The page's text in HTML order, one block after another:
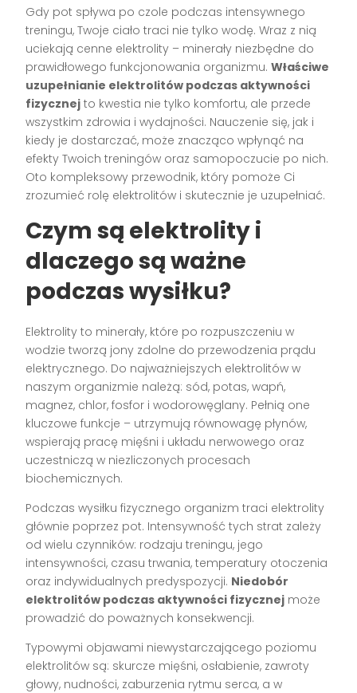
Gdy pot spływa po czole podczas intensywnego
treningu, Twoje ciało traci nie tylko wodę. Wraz z nią
uciekają cenne elektrolity – minerały niezbędne do
prawidłowego funkcjonowania organizmu.Właściwe
uzupełnianie elektrolitów podczas aktywności
fizycznej to kwestia nie tylko komfortu, ale przede
wszystkim zdrowia i wydajności. Nauczenie się, jak i
kiedy je dostarczać, może znacząco wpłynąć na
efekty Twoich treningów oraz samopoczucie po nich.
Oto kompleksowy przewodnik, który pomoże Ci
zrozumieć rolę elektrolitów i skutecznie je uzupełniać.
Czym są elektrolity i
dlaczego są ważne
podczas wysiłku?
Elektrolity to minerały, które po rozpuszczeniu w
wodzie tworzą jony zdolne do przewodzenia prądu
elektrycznego. Do najważniejszych elektrolitów w
naszym organizmie należą: sód, potas, wapń,
magnez, chlor, fosfor i wodorowęglany. Pełnią one
kluczowe funkcje – utrzymują równowagę płynów,
wspierają pracę mięśni i układu nerwowego oraz
uczestniczą w niezliczonych procesach
biochemicznych.
Podczas wysiłku fizycznego organizm traci elektrolity
głównie poprzez pot. Intensywność tych strat zależy
od wielu czynników: rodzaju treningu, jego
intensywności, czasu trwania, temperatury otoczenia
oraz indywidualnych predyspozycji. Niedobór
elektrolitów podczas aktywności fizycznej może
prowadzić do poważnych konsekwencji.
Typowymi objawami niewystarczającego poziomu
elektrolitów są: skurcze mięśni, osłabienie, zawroty
głowy, nudności, zaburzenia rytmu serca, a w